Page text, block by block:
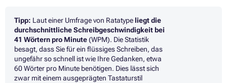
Tipp: Laut einer Umfrage von Ratatype liegt die
durchschnittliche Schreibgeschwindigkeit bei
41 Wörtern pro Minute(WPM). Die Statistik
besagt, dass Sie für ein flüssiges Schreiben, das
ungefähr so schnell ist wie Ihre Gedanken, etwa
60 Wörter pro Minute benötigen. Dies lässt sich
zwar mit einem ausgeprägten Tastaturstil